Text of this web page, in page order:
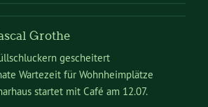
Grothe
gescheitert
Wartezeit für Wohnheimplätze
startet mit Café am 12.07.